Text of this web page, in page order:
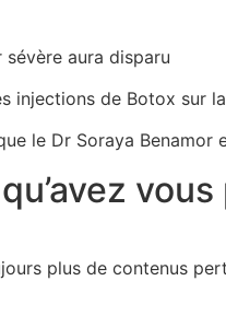
aura disparu
injections de Botox sur
le Dr Soraya
plus de contenus